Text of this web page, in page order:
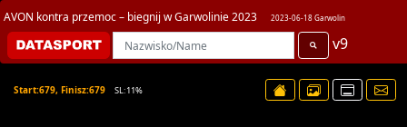
AVON kontra przemoc – biegnij w Garwolinie 2023 2023-06-18 Garwolin
v9
Start:679, Finisz:679 SL:11%